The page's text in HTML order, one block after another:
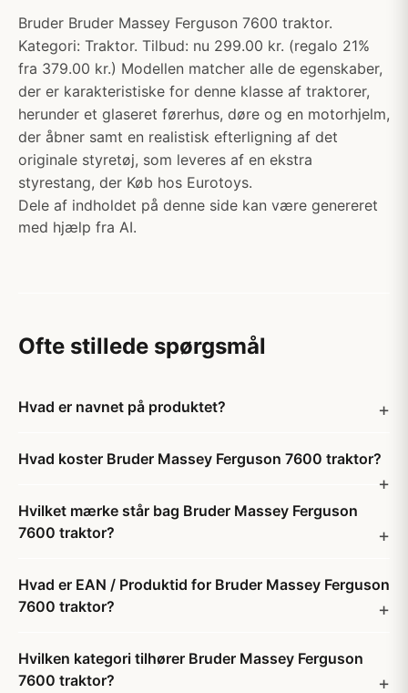
Bruder Bruder Massey Ferguson 7600 traktor.
Kategori: Traktor. Tilbud: nu 299.00 kr. (regalo 21%
fra 379.00 kr.) Modellen matcher alle de egenskaber,
der er karakteristiske for denne klasse af traktorer,
herunder et glaseret førerhus, døre og en motorhjelm,
der åbner samt en realistisk efterligning af det
originale styretøj, som leveres af en ekstra
styrestang, der Køb hos Eurotoys.
Dele af indholdet på denne side kan være genereret
med hjælp fra AI.
Ofte stillede spørgsmål
Hvad er navnet på produktet?
Hvad koster Bruder Massey Ferguson 7600 traktor?
Hvilket mærke står bag Bruder Massey Ferguson
7600 traktor?
Hvad er EAN / Produktid for Bruder Massey Ferguson
7600 traktor?
Hvilken kategori tilhører Bruder Massey Ferguson
7600 traktor?